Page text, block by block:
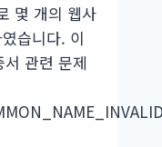
몇 개의 웹사
습니다. 이
관련 문제